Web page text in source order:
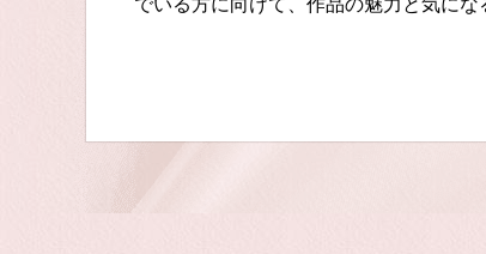
でいる方に向けて、作品の魅力と気にな